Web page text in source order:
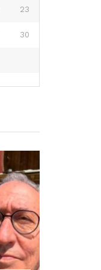
23
30